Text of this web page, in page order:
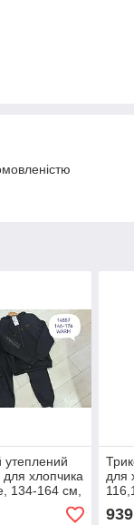
утеплений
хлопчика
134-164 см,
для
939